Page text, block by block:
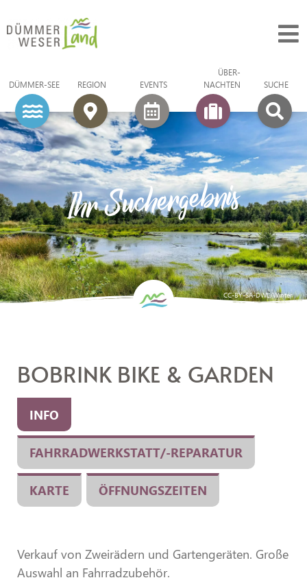
DÜMMER-SEE REGION EVENTS
ÜBER­
NACHTEN
SUCHE
Ihr Suchergebnis
CC-BY-SA-DWL/Winter
BOBRINK BIKE & GARDEN
INFO
FAHRRADWERKSTATT/-REPARATUR
KARTE ÖFFNUNGSZEITEN
Verkauf von Zweirädern und Gartengeräten. Große
Auswahl an Fahrradzubehör.